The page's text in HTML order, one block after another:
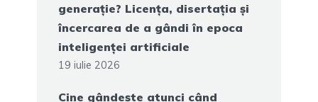
generație? Licența, disertația și
încercarea de a gândi în epoca
inteligenței artificiale
19 iulie 2026
Cine gândește atunci când